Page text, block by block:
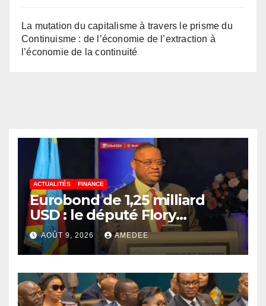
La mutation du capitalisme à travers le prisme du
Continuisme : de l’économie de l’extraction à
l’économie de la continuité
ACTUALITÉS FINANCE
Eurobond de 1,25 milliard
USD : le député Flory
Mapamboli relève 4
paradoxes sur cet
endettement du
Gouvernement
AOÛT 9, 2026 AMEDEE